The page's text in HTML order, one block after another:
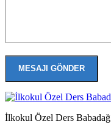
İlkokul Özel Ders Babadağ